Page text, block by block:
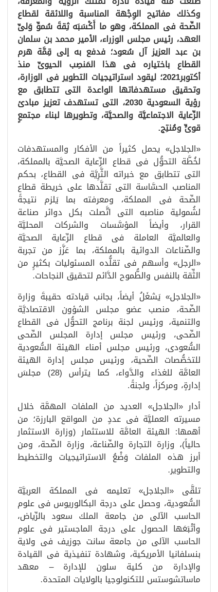
وكذلك مفاتيح الوِجْهة المناسبة واللائقة لقطاع
الصِّحة فى المملكة، وهو ما أَكْسَبَه ثِقةَ سُموِّ وَلىِّ
العهد، رئيس مجلس الوزراء، الأمير محمد بن سلمان
بن عبد العزيز آل سُعود؛ فدفع به إلى قِمَّة هرم
القطاع باختياره فى هذا المَنصِب الحيوىِّ منذ
أكتوبر2021؛ ليقود استراتيجيات التطوير فى الوزارة،
وتحقيق مستهدفاتها الواعدة التى تتطابق مع
رؤية السعودية 2030، التى تستهدف تعزيز مبادئ
الرِّعاية الاجتماعيَّة والصحيَّة، وتطويرها لبناء مجتمعٍ
قوىٍّ ومُنتِج.
«الجلاجل» يحمل كثيراً من الأفكار والمستهدفات
لخُطَّة التحوُّل فى قطاع الرِّعاية الصحيَّة بالمملكة،
التى تتطابق مع خبراته الثَّرِيَّة فى القطاع، بحكم
المناصب الحسَّاسة التى تقلَّدها على خريطة قطاع
الصِّحة فى المملكة، ومعرفته بما يَلزم نتيجةً
لشُمولية مناصبه التى اتَّصلت بكل دوائر صناعة
القرار، وأيضاً المؤسَّسات والشركات المحليَّة
والعالميَّة العاملة فى قطاع الرِّعاية الصحيَّة
والصِّناعات الدوائية بالمملكة، بما عَزَّز من تجربة
«الرجل» وأسهم فى تقلُّده المسئوليات بكثيرٍ من
الثِّقة بالنفس والطُّموح الدَّائم لتحقيق النجاحات.
«الجلاجل» يَشغَلُ أيضاً، بجانب قيادته حقيبةَ وزارة
الصِّحة، منصب عضو مجلس الشؤون الاقتصاديَّة
والتنمية، ورئيس لجنة برنامج التحوُّل فى القطاع
الصِّحى، ورئيس مجلس إدارة المجلس الصِّحى
السُّعودى، ورئيس مجلس أمناء الهيئة السُّعودية
للتخصُّصات الصِّحية، ورئيس مجلس إدارة الهيئة
العامَّة للغذاء والدَّواء، كما يترأس (28) مجلسَ
إدارةٍ، ومركزاً، ولجنةً.
أدار «الجلاجل» العديد من الملفات المهمَّة خلال
مسيرته العمليَّة فى عددٍ من المواقع البارزة؛ من
أهمها: الهيئة العامَّة للاستثمار (وزارة الاستثمار
حالياً)، وزارة التجارة والصِّناعة، وزارة الصِّحة، ومن
أبرز هذه الملفات وَضْعُ الاستراتيجيات والتخطيط
والتطوير.
تلقَّى «الجلاجل» تعليمه فى المملكة العربيَّة
السُّعودية، وحصل على درجة البكالوريوس فى علوم
الحاسب الآلى من جامعة الملك سعود بالرِّياض،
وأتْبَعَها الحصول على درجة الماجستير فى علوم
الحاسب الآلى من جامعة سانت جوزيف فى ولاية
بنسلفانيا الأمريكية، وشهادة تنفيذية فى القيادة
والإدارة من كلية سلون للإدارة – معهد
ماساتشوستس للتكنولوجيا بالولايات المتحدة.